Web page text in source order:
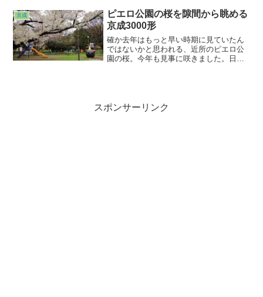
に大きな空をドドンっ！とw。下向いてち
っこいモニターばっかし見てたらあか
ん。歩きスマホなんかもっての外だよ。
うん、わかってますって。
京成
ピエロ公園の桜を隙間から眺める
京成3000形
確か去年はもっと早い時期に見ていたん
ではないかと思われる、近所のピエロ公
園の桜。今年も見事に咲きました。日中
スペースを貸切だよ♪と自慢してみたりし
て。いいお花見でした。
スポンサーリンク